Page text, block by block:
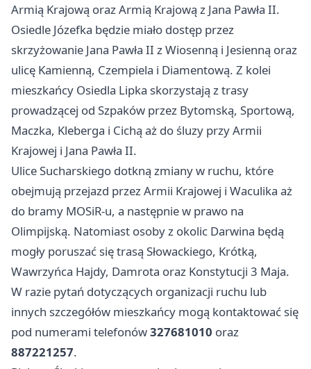
Armią Krajową oraz Armią Krajową z Jana Pawła II.
Osiedle Józefka będzie miało dostęp przez
skrzyżowanie Jana Pawła II z Wiosenną i Jesienną oraz
ulicę Kamienną, Czempiela i Diamentową. Z kolei
mieszkańcy Osiedla Lipka skorzystają z trasy
prowadzącej od Szpaków przez Bytomską, Sportową,
Maczka, Kleberga i Cichą aż do śluzy przy Armii
Krajowej i Jana Pawła II.
Ulice Sucharskiego dotkną zmiany w ruchu, które
obejmują przejazd przez Armii Krajowej i Waculika aż
do bramy MOSiR-u, a następnie w prawo na
Olimpijską. Natomiast osoby z okolic Darwina będą
mogły poruszać się trasą Słowackiego, Krótką,
Wawrzyńca Hajdy, Damrota oraz Konstytucji 3 Maja.
W razie pytań dotyczących organizacji ruchu lub
innych szczegółów mieszkańcy mogą kontaktować się
pod numerami telefonów327681010 oraz
887221257.